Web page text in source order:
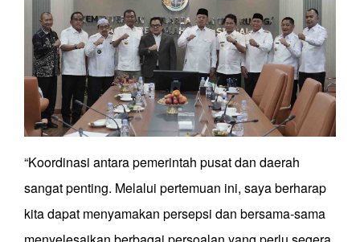
“Koordinasi antara pemerintah pusat dan daerah
sangat penting. Melalui pertemuan ini, saya berharap
kita dapat menyamakan persepsi dan bersama-sama